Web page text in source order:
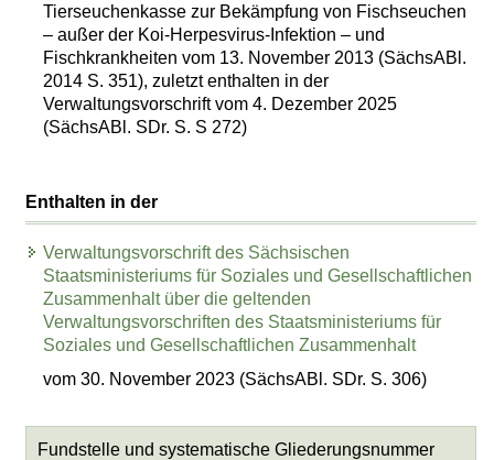
Tierseuchenkasse zur Bekämpfung von Fischseuchen
– außer der Koi-Herpesvirus-Infektion – und
Fischkrankheiten vom 13. November 2013 (SächsABl.
2014 S. 351), zuletzt enthalten in der
Verwaltungsvorschrift vom 4. Dezember 2025
(SächsABl. SDr. S. S 272)
Enthalten in der
Verwaltungsvorschrift des Sächsischen
Staatsministeriums für Soziales und Gesellschaftlichen
Zusammenhalt über die geltenden
Verwaltungsvorschriften des Staatsministeriums für
Soziales und Gesellschaftlichen Zusammenhalt
vom 30. November 2023 (SächsABl. SDr. S. 306)
Fundstelle und systematische Gliederungsnummer